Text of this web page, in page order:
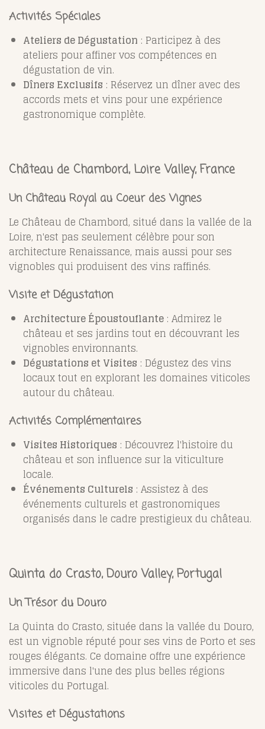
Activités Spéciales
Ateliers de Dégustation : Participez à des
ateliers pour affiner vos compétences en
dégustation de vin.
Dîners Exclusifs : Réservez un dîner avec des
accords mets et vins pour une expérience
gastronomique complète.
Château de Chambord, Loire Valley, France
Un Château Royal au Coeur des Vignes
Le Château de Chambord, situé dans la vallée de la
Loire, n'est pas seulement célèbre pour son
architecture Renaissance, mais aussi pour ses
vignobles qui produisent des vins raffinés.
Visite et Dégustation
Architecture Époustouflante : Admirez le
château et ses jardins tout en découvrant les
vignobles environnants.
Dégustations et Visites : Dégustez des vins
locaux tout en explorant les domaines viticoles
autour du château.
Activités Complémentaires
Visites Historiques : Découvrez l'histoire du
château et son influence sur la viticulture
locale.
Événements Culturels : Assistez à des
événements culturels et gastronomiques
organisés dans le cadre prestigieux du château.
Quinta do Crasto, Douro Valley, Portugal
Un Trésor du Douro
La Quinta do Crasto, située dans la vallée du Douro,
est un vignoble réputé pour ses vins de Porto et ses
rouges élégants. Ce domaine offre une expérience
immersive dans l'une des plus belles régions
viticoles du Portugal.
Visites et Dégustations